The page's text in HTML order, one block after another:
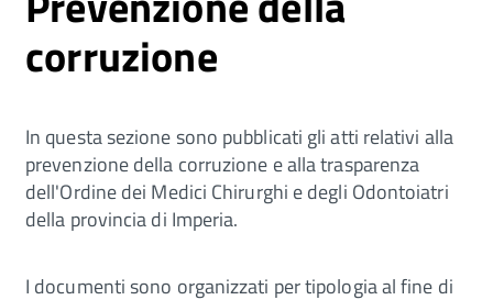
corruzione
In questa sezione sono pubblicati gli atti relativi alla
prevenzione della corruzione e alla trasparenza
dell'Ordine dei Medici Chirurghi e degli Odontoiatri
della provincia di Imperia.
I documenti sono organizzati per tipologia al fine di